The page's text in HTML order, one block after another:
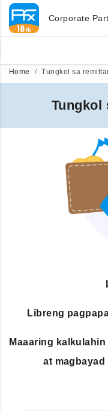
Corporate
Home Tungkol sa
Tungkol
Libreng
Maaaring
at